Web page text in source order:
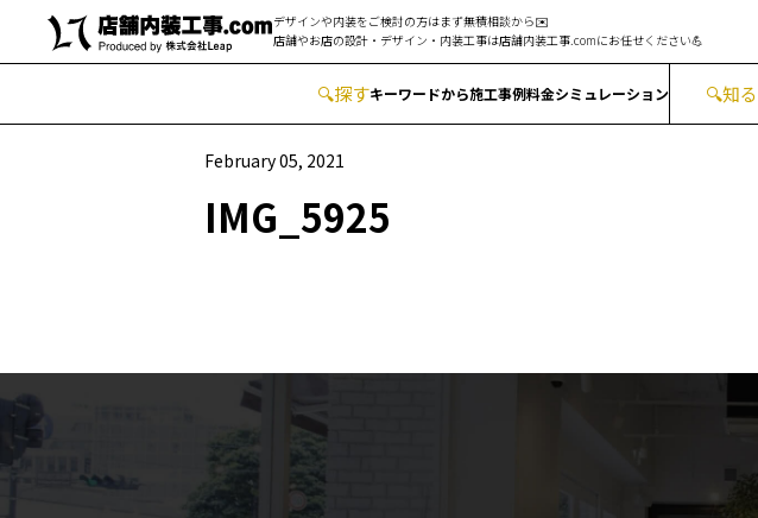
デザインや内装をご検討の方はまず無積相談から✉️
店舗やお店の設計・デザイン・内装工事は店舗内装工事.comにお任せください💪
🔍︎探すキーワードから施工事例料金シミュレーション 🔍知る
February 05, 2021
IMG_5925